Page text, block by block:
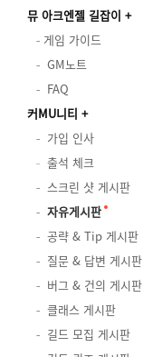
뮤 아크엔젤 길잡이
게임 가이드
GM노트
FAQ
커MU니티
가입 인사
출석 체크
스크린 샷 게시판
자유게시판
공략 & Tip 게시판
질문 & 답변 게시판
버그 & 건의 게시판
클래스 게시판
길드 모집 게시판